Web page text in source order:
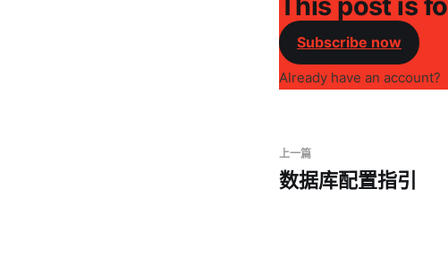
Subscribe now
Already have an account?
上一篇
数据库配置指引